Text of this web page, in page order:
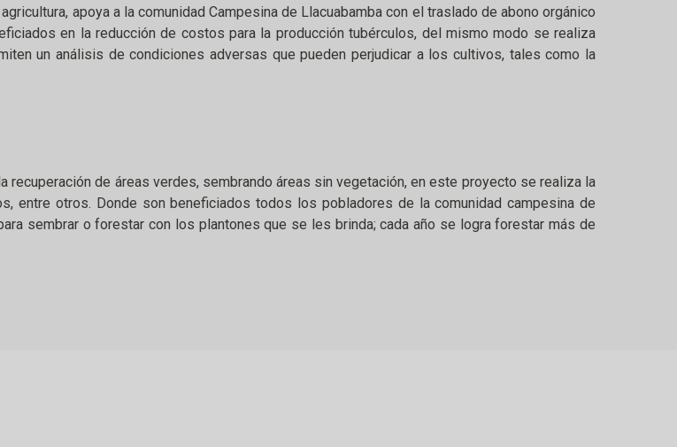
apoya a la comunidad Campesina de Llacuabamba con el traslado de abono orgánico
en la reducción de costos para la producción tubérculos, del mismo modo se realiza
un análisis de condiciones adversas que pueden perjudicar a los cultivos, tales como la
recuperación de áreas verdes, sembrando áreas sin vegetación, en este proyecto se realiza la
entre otros. Donde son beneficiados todos los pobladores de la comunidad campesina de
sembrar o forestar con los plantones que se les brinda; cada año se logra forestar más de